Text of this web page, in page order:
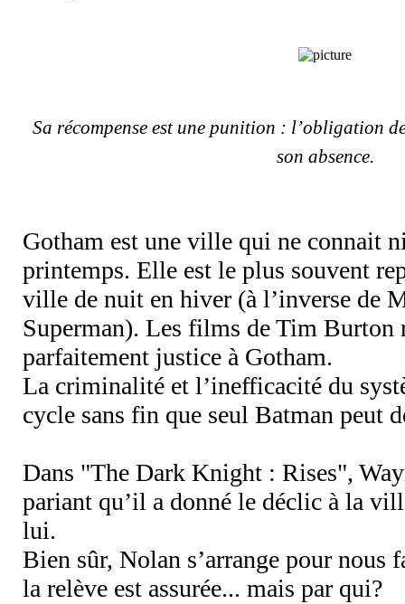
Sa récompense est une punition : l’obligation
son absence.
Gotham est une ville qui ne connait
printemps. Elle est le plus souvent
ville de nuit en hiver (à l’inverse de
Superman). Les films de Tim Burton
parfaitement justice à Gotham.
La criminalité et l’inefficacité du
cycle sans fin que seul Batman peut
Dans "The Dark Knight : Rises",
pariant qu’il a donné le déclic à la
lui.
Bien sûr, Nolan s’arrange pour nous
la relève est assurée... mais par qui?